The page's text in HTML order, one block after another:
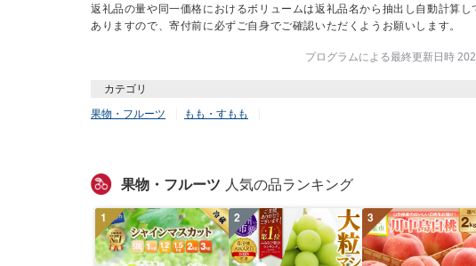
返礼品の量や同一価格におけるボリュームは返礼品名から抽出し自動計算
ありますので、寄付前に必ずご自身でご確認いただくようお願いします。
プログラムによる最終更新日時
カテゴリ
果物・フルーツ
もも・すもも
果物・フルーツ 人気の品ランキング
1 2 3